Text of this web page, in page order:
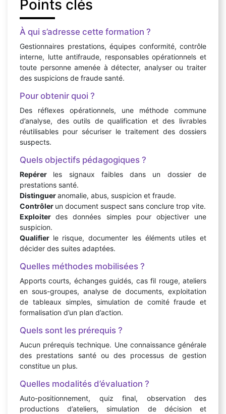
Points clés
À qui s’adresse cette formation ?
Gestionnaires prestations, équipes conformité, contrôle
interne, lutte antifraude, responsables opérationnels et
toute personne amenée à détecter, analyser ou traiter
des suspicions de fraude santé.
Pour obtenir quoi ?
Des réflexes opérationnels, une méthode commune
d’analyse, des outils de qualification et des livrables
réutilisables pour sécuriser le traitement des dossiers
suspects.
Quels objectifs pédagogiques ?
Repérer les signaux faibles dans un dossier de
prestations santé.
Distingueranomalie, abus, suspicion et fraude.
Contrôler un document suspect sans conclure trop vite.
Exploiterdes données simples pour objectiver une
suspicion.
Qualifier le risque, documenter les éléments utiles et
décider des suites adaptées.
Quelles méthodes mobilisées ?
Apports courts, échanges guidés, cas fil rouge, ateliers
en sous-groupes, analyse de documents, exploitation
de tableaux simples, simulation de comité fraude et
formalisation d’un plan d’action.
Quels sont les prérequis ?
Aucun prérequis technique. Une connaissance générale
des prestations santé ou des processus de gestion
constitue un plus.
Quelles modalités d’évaluation ?
Auto-positionnement, quiz final, observation des
productions d’ateliers, simulation de décision et